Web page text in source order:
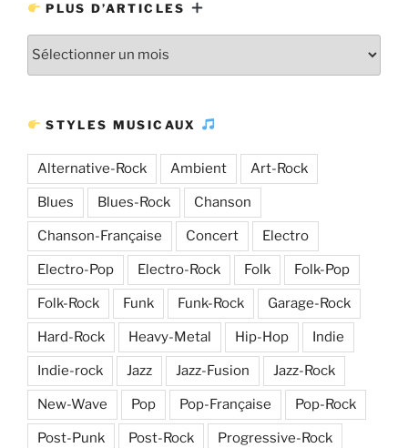
PLUS D’ARTICLES
STYLES MUSICAUX
Alternative-Rock Ambient Art-Rock
Blues Blues-Rock Chanson
Chanson-Française Concert Electro
Electro-Pop Electro-Rock Folk Folk-Pop
Folk-Rock Funk Funk-Rock Garage-Rock
Hard-Rock Heavy-Metal Hip-Hop Indie
Indie-rock Jazz Jazz-Fusion Jazz-Rock
New-Wave Pop Pop-Française Pop-Rock
Post-Punk Post-Rock Progressive-Rock